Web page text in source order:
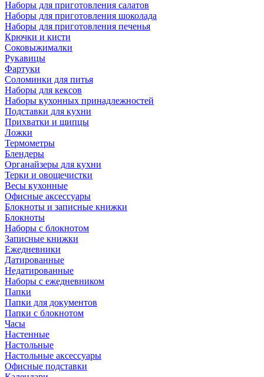
Наборы для приготовления салатов
Наборы для приготовления шоколада
Наборы для приготовления печенья
Крючки и кисти
Соковыжималки
Рукавицы
Фартуки
Соломинки для питья
Наборы для кексов
Наборы кухонных принадлежностей
Подставки для кухни
Прихватки и щипцы
Ложки
Термометры
Блендеры
Органайзеры для кухни
Терки и овощечистки
Весы кухонные
Офисные аксессуары
Блокноты и записные книжки
Блокноты
Наборы с блокнотом
Записные книжки
Ежедневники
Датированные
Недатированные
Наборы с ежедневником
Папки
Папки для документов
Папки с блокнотом
Часы
Настенные
Настольные
Настольные аксессуары
Офисные подставки